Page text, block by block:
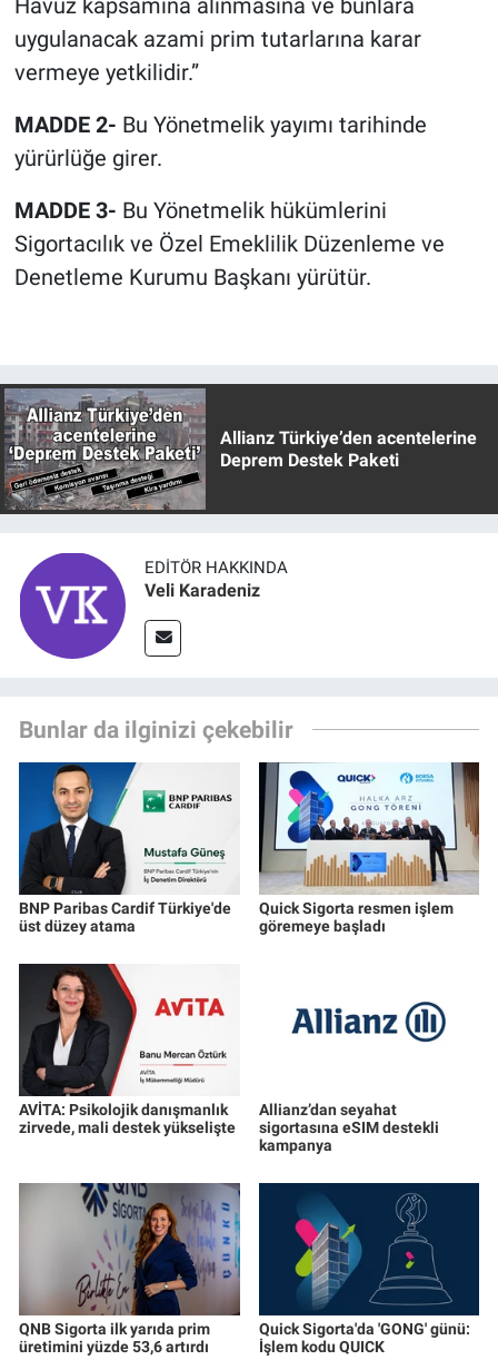
Havuz kapsamına alınmasına ve bunlara
uygulanacak azami prim tutarlarına karar
vermeye yetkilidir.”
MADDE 2- Bu Yönetmelik yayımı tarihinde
yürürlüğe girer.
MADDE 3- Bu Yönetmelik hükümlerini
Sigortacılık ve Özel Emeklilik Düzenleme ve
Denetleme Kurumu Başkanı yürütür.
Allianz Türkiye’den acentelerine
Deprem Destek Paketi
EDITÖR HAKKINDA
Veli Karadeniz
Bunlar da ilginizi çekebilir
BNP Paribas Cardif Türkiye'de
üst düzey atama
Quick Sigorta resmen işlem
göremeye başladı
AVİTA: Psikolojik danışmanlık
zirvede, mali destek yükselişte
Allianz’dan seyahat
sigortasına eSIM destekli
kampanya
QNB Sigorta ilk yarıda prim
üretimini yüzde 53,6 artırdı
Quick Sigorta'da 'GONG' günü:
İşlem kodu QUICK